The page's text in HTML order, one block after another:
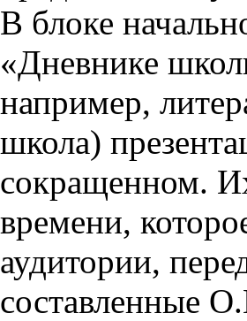
В блоке
«Дневнике
например,
школа)
сокращенном.
времени,
аудитории,
составленные